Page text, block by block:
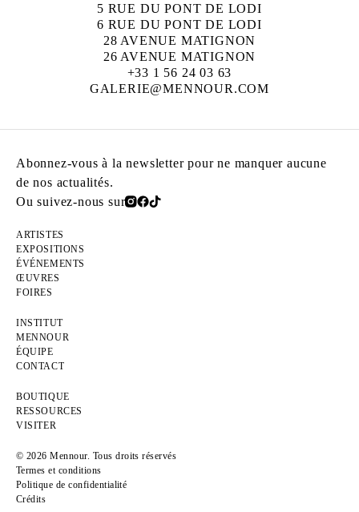
5 RUE DU PONT DE LODI
6 RUE DU PONT DE LODI
28 AVENUE MATIGNON
26 AVENUE MATIGNON
+33 1 56 24 03 63
GALERIE@MENNOUR.COM
Abonnez-vous à la newsletter pour ne manquer aucune
de nos actualités.
Ou suivez-nous sur
ARTISTES
EXPOSITIONS
ÉVÉNEMENTS
ŒUVRES
FOIRES
INSTITUT
MENNOUR
ÉQUIPE
CONTACT
BOUTIQUE
RESSOURCES
VISITER
© 2026 Mennour. Tous droits réservés
Termes et conditions
Politique de confidentialité
Crédits